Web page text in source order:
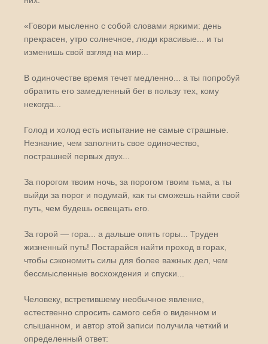
«Говори мысленно с собой словами яркими: день
прекрасен, утро солнечное, люди красивые... и ты
изменишь свой взгляд на мир...
В одиночестве время течет медленно... а ты попробуй
обратить его замедленный бег в пользу тех, кому
некогда...
Голод и холод есть испытание не самые страшные.
Незнание, чем заполнить свое одиночество,
пострашней первых двух...
За порогом твоим ночь, за порогом твоим тьма, а ты
выйди за порог и подумай, как ты сможешь найти свой
путь, чем будешь освещать его.
За горой — гора... а дальше опять горы... Труден
жизненный путь! Постарайся найти проход в горах,
чтобы сэкономить силы для более важных дел, чем
бессмысленные восхождения и спуски...
Человеку, встретившему необычное явление,
естественно спросить самого себя о виденном и
слышанном, и автор этой записи получила четкий и
определенный ответ: